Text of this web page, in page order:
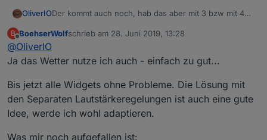
OliverIODer kommt auch noch, hab das aber mit 3 bzw mit 4
die Hilfe war übrigens schon von Anfang an da.
Aber ich glaube es sind nur noch 2, knob und playlist
aber solange es so warm ist gehts erst mal in den
Bitte schön test und rumprobieren.
ich teste zwar auch, aber alle Anwendungsfälle kann
ich gar nicht abdecken,
Wenn irgend was fehlt oder sich komisch anfühlt dann
B
Offline
BoehserWolfschrieb am 28. Juni 2019, 13:28
zuletzt editiert von
@OliverIO
Ja das Wetter nutze ich auch - einfach zu gut...
Bis jetzt alle Widgets ohne Probleme. Die Lösung mit
den Separaten Lautstärkeregelungen ist auch eine gute
Idee, werde ich wohl adaptieren.
Was mir noch aufgefallen ist: